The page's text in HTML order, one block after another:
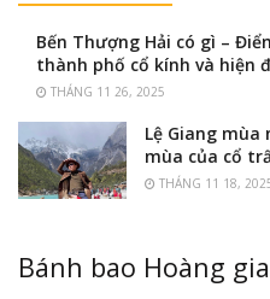
Bến Thượng Hải có gì –
thành phố cổ kính và hiện
THÁNG 11 26, 2025
Lệ Giang mùa
mùa của cổ
THÁNG 11 18,
Bánh bao Hoàng